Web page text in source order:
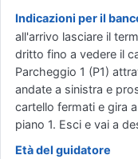
Indicazioni per il
all'arrivo lasciare il
dritto fino a vedere il
Parcheggio 1 (P1)
andate a sinistra e
cartello fermati e gira
piano 1. Esci e vai a
Età del guidatore